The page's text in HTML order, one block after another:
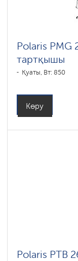
Polaris PMG
тартқышы
Қуаты, Вт: 850
Көру
Polaris PTB